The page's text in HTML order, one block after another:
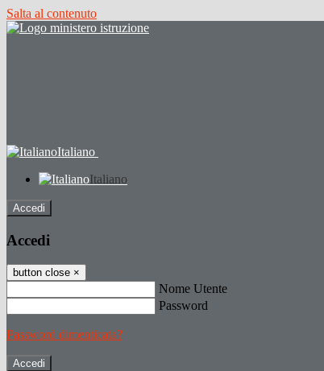
Salta al contenuto
Italiano
Italiano
Accedi
Accedi
button close ×
Nome Utente
Password
Password dimenticata?